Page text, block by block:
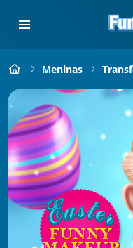
Meninas